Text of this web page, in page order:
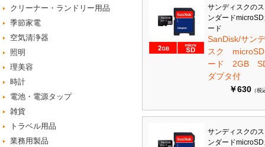
クリーナー・ランドリー用品
季節家電
空気清浄器
照明
理美容
時計
電池・電源タップ
雑貨
トラベル用品
業務用製品
サンディスクの
ンダード
ード
SanDisk/サン
スク
ード 2GB
ダプタ付
￥630 （税
サンディスクの
ンダード